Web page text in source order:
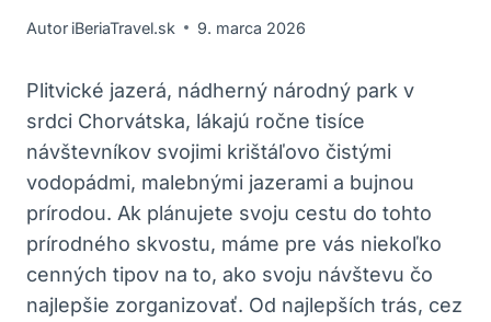
Autor iBeriaTravel.sk 9. marca 2026
Plitvické jazerá, nádherný národný⁢ park v
srdci Chorvátska,⁣ lákajú ročne tisíce
návštevníkov svojimi‌ krištáľovo čistými
vodopádmi, malebnými ⁢jazerami a bujnou
prírodou. Ak plánujete ⁢svoju‌ cestu do tohto
prírodného skvostu, máme pre vás niekoľko‌
cenných tipov na to, ako svoju návštevu⁤ čo
najlepšie zorganizovať.‍ Od najlepších trás, cez